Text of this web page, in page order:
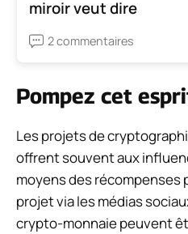
miroir veut dire
2 commentaires
Pompez cet
Les projets de
offrent souvent aux
moyens des récompenses
projet via les médias
crypto-monnaiepeuvent